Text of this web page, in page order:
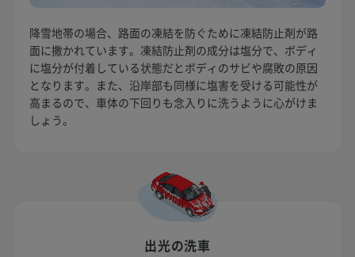
降雪地帯の場合、路面の凍結を防ぐために凍結防止剤が路
面に撒かれています。凍結防止剤の成分は塩分で、ボディ
に塩分が付着している状態だとボディのサビや腐敗の原因
となります。また、沿岸部も同様に塩害を受ける可能性が
高まるので、車体の下回りも念入りに洗うように心がけま
しょう。
出光の洗車